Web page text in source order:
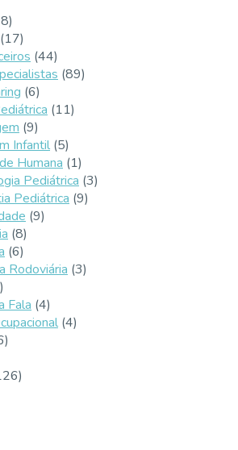
(17)
(44)
(89)
(6)
(11)
(9)
Infantil (5)
Humana (1)
Pediátrica (3)
Pediátrica (9)
(9)
(8)
(6)
Rodoviária (3)
Fala (4)
(4)